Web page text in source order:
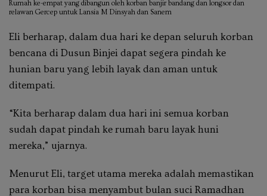
Rumah ke-empat yang dibangun oleh korban banjir bandang dan longsor dan
relawan Gercep untuk Lansia M Dinsyah dan Sanem
Eli berharap, dalam dua hari ke depan seluruh korban
bencana di Dusun Binjei dapat segera pindah ke
hunian baru yang lebih layak dan aman untuk
ditempati.
“Kita berharap dalam dua hari ini semua korban
sudah dapat pindah ke rumah baru layak huni
mereka,” ujarnya.
Menurut Eli, target utama mereka adalah memastikan
para korban bisa menyambut bulan suci Ramadhan